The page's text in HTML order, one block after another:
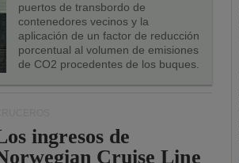
puertos de transbordo de
contenedores vecinos y la
aplicación de un factor de reducción
porcentual al volumen de emisiones
de CO2 procedentes de los buques.
ingresos de
Cruise Line